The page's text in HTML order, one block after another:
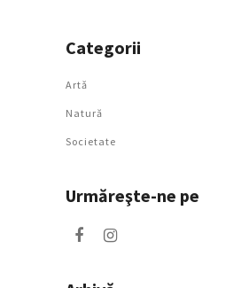
Categorii
Artǎ
Natură
Societate
Urmăreşte-ne pe